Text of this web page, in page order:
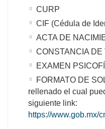
CURP
CIF (Cédula de
ACTA DE
CONSTANCIA DE
EXAMEN
FORMATO DE
rellenado el cual
siguiente link:
https://www.gob.mx/